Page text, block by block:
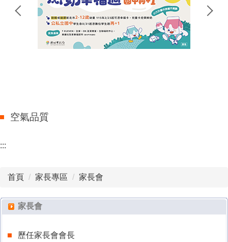
食農永續課程
谷歌教育帳號說明
母語日專區
校外人士入校協助教學
英語學習平台
Story Time 繪本導讀
空氣品質
:::
首頁 家長專區 家長會
家長會
歷任家長會會長